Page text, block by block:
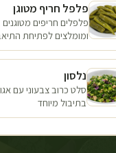
פלפל חריף מטוגן
פלפלים חריפים
ומומלצים לפתיחת
נלסון
סלט כרוב צבעוני עם
בתיבול מיוחד